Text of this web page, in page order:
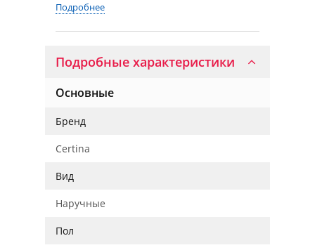
Подробнее
Подробные характеристики
Основные
Бренд
Certina
Вид
Наручные
Пол